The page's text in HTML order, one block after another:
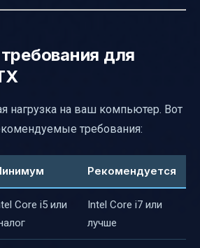
для
нагрузка на ваш компьютер. Вот
требования:
Рекомендуется
Core i5 или
Intel Core i7 или
лучше